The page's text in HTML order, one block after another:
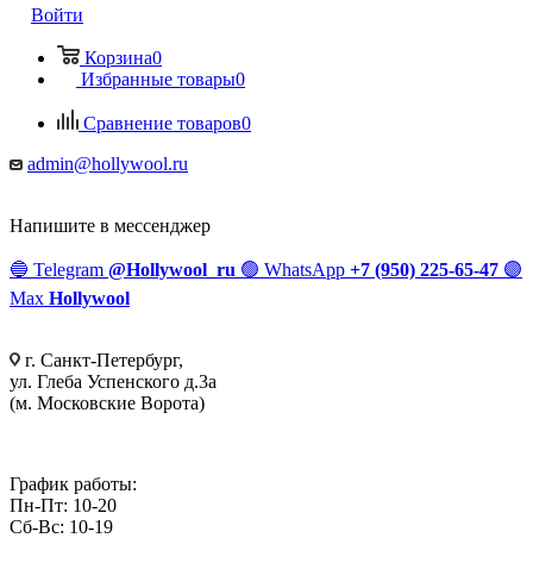
Войти
Корзина0
Избранные товары0
Сравнение товаров0
admin@hollywool.ru
Напишите в мессенджер
🔵 Telegram @Hollywool_ru 🟢 WhatsApp +7 (950) 225-65-47 🟣
Max Hollywool
г. Санкт-Петербург,
ул. Глеба Успенского д.3а
(м. Московские Ворота)
График работы:
Пн-Пт: 10-20
Сб-Вс: 10-19